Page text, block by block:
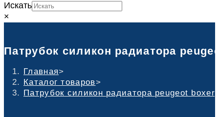
Искать
×
Патрубок силикон радиатора
Главная>
Каталог товаров>
Патрубок силикон радиатора peugeot